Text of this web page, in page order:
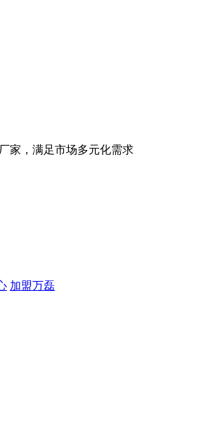
家，满足市场多元化需求
加盟万磊